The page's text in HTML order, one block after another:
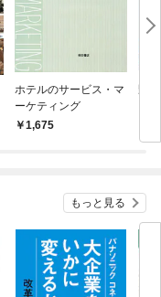
ホテルのサービス・マ
ーケティング
1,675
野
もっと見る